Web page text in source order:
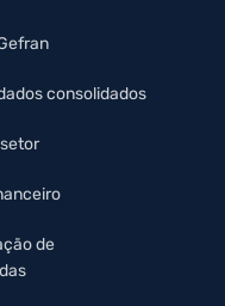
consolidados
de